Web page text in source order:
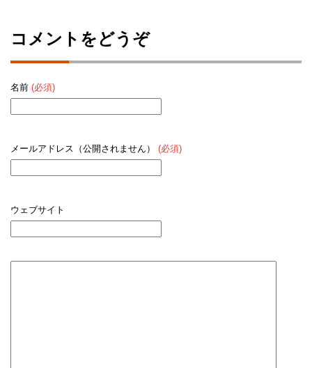
コメントをどうぞ
名前 (必須)
メールアドレス（公開されません） (必須)
ウェブサイト